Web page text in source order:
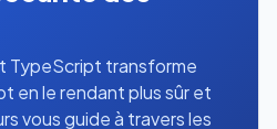
TypeScript transforme
en le rendant plus sûr et
vous guide à travers les